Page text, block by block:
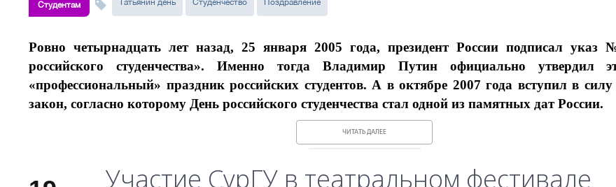
Студентам Татьянин день Студенчество Поздравление
Ровно четырнадцать лет назад, 25 января 2005 года, президент России подписал
российского студенчества». Именно тогда Владимир Путин официально утвердил
«профессиональный» праздник российских студентов. А в октябре 2007 года вступил в
закон, согласно которому День российского студенчества стал одной из памятных дат России.
ЧИТАТЬ ДАЛЕЕ
Участие СурГУ в театральном фестивале